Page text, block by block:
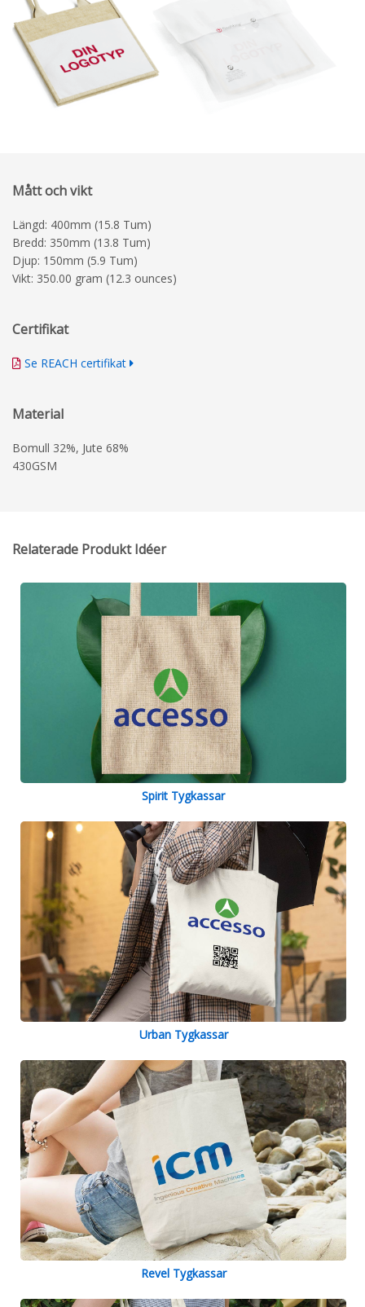
Mått och vikt
Längd: 400mm (15.8 Tum)
Bredd: 350mm (13.8 Tum)
Djup: 150mm (5.9 Tum)
Vikt: 350.00 gram (12.3 ounces)
Certifikat
Se REACH certifikat
Material
Bomull 32%, Jute 68%
430GSM
Relaterade Produkt Idéer
Spirit Tygkassar
Urban Tygkassar
Revel Tygkassar